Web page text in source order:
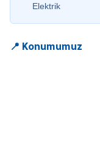
Elektrik
📍 Konumumuz